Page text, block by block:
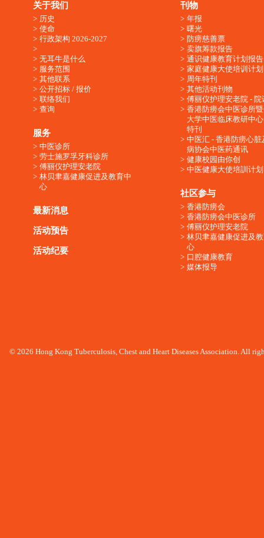
关于我们
历史
使命
行政架构 2026-2027
无耳牛是什么
服务范围
其他联系
公开招标 / 报价
联络我们
查询
服务
中医诊所
劳士施罗孚牙科诊所
傅丽仪护理安老院
林贝聿嘉健康促进及教育中
心
最新消息
活动预告
活动纪要
刊物
年报
曙光
防痨慈善票
卖旗筹款报告
通识健康教育计划报告
家庭健康大使培训计划
周年特刊
其他活动刊物
傅丽仪护理安老院 - 院
香港防痨会中医诊所
大学中医临床教研中
特刊
中医汇 - 香港防痨心脏
病协会中医药通讯
健康校园由你创
中医健康大使培訓计划
社区参与
香港防痨会
香港防痨会中医诊所
傅丽仪护理安老院
林贝聿嘉健康促进及
心
口腔健康教育
媒体报导
© 2026 Hong Kong Tuberculosis, Chest and Heart Diseases Association. All